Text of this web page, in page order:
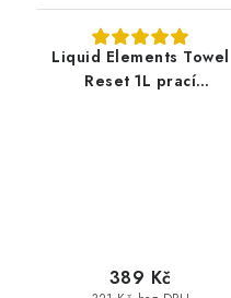
Liquid Elements Towel
Reset 1L prací
389 Kč